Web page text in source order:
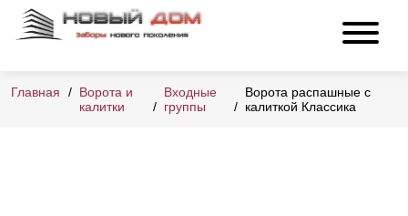
Главная
Ворота и
калитки
Входные
группы
Ворота распашные с
калиткой Классика